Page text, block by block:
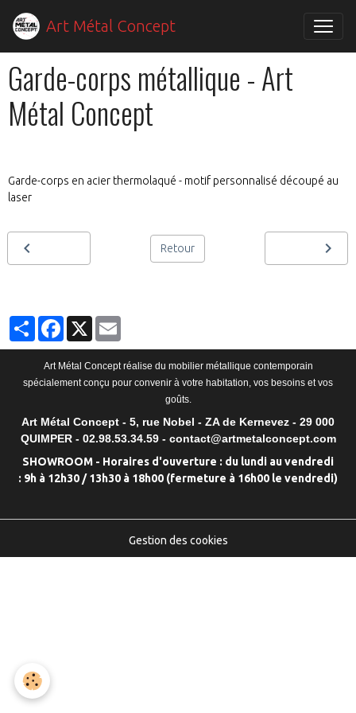
Art Métal Concept
Garde-corps métallique - Art
Métal Concept
Garde-corps en acier thermolaqué - motif personnalisé découpé au
laser
Retour
PartagerFacebook
X
Art Métal Concept réalise du mobilier métallique contemporain
spécialement conçu pour convenir à votre habitation, vos besoins et vos
goûts.
Art Métal Concept - 5, rue Nobel - ZA de Kernevez - 29 000
QUIMPER - 02.98.53.34.59 - contact@artmetalconcept.com
SHOWROOM - Horaires d'ouverture : du lundi au vendredi
: 9h à 12h30 / 13h30 à 18h00 (fermeture à 16h00 le vendredi)
Gestion des cookies